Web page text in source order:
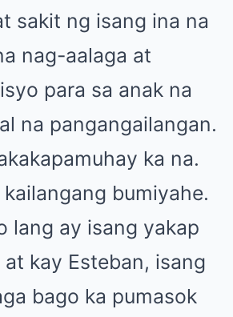
sakit ng isang ina na
nag-aalaga at
para sa anak na
na pangangailangan.
ka na.
bumiyahe.
lang ay isang yakap
at kay Esteban, isang
bago ka pumasok